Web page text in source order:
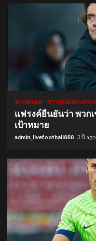
1 min read
ข่าวฟุตบอล ข่าวฟุตบอลต่างประเ
แฟรงค์ยืนยันว่า พวก
เป้าหมาย
admin_livefootball888 3 ปี ago
1 min read